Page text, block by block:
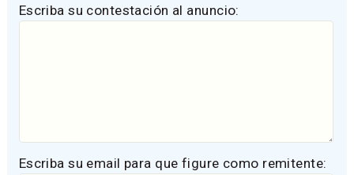
Escriba su contestación al anuncio:
Escriba su email para que figure como remitente: